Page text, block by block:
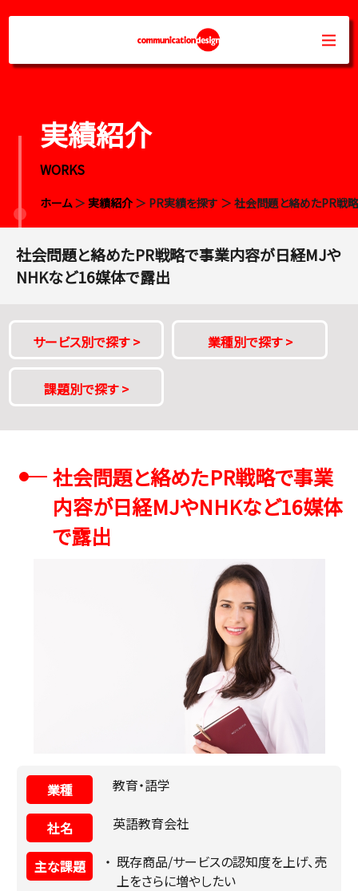
実績紹介
WORKS
ホーム＞ 実績紹介 ＞ PR実績を探す ＞ 社会問題と絡めたPR戦
社会問題と絡めたPR戦略で事業内容が日経MJや
NHKなど16媒体で露出
サービス別で探す> 業種別で探す>
課題別で探す>
社会問題と絡めたPR戦略で事業
内容が日経MJやNHKなど16媒体
で露出
業種 教育・語学
社名 英語教育会社
主な課題
既存商品/サービスの認知度を上げ、売
上をさらに増やしたい